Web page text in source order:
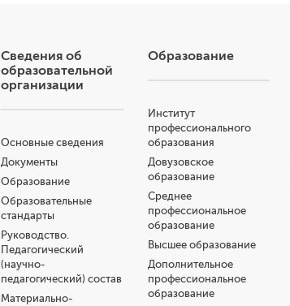
Сведения об
образовательной
организации
Основные сведения
Документы
Образование
Образовательные
стандарты
Руководство.
Педагогический
(научно-
педагогический) состав
Материально-
Образование
Институт
профессионального
образования
Довузовское
образование
Среднее
профессиональное
образование
Высшее образование
Дополнительное
профессиональное
образование